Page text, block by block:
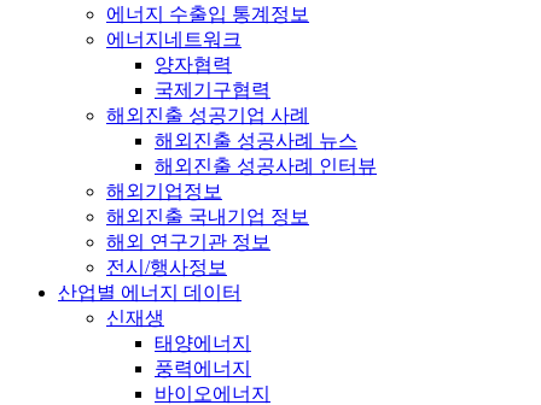
에너지 수출입 통계정보
에너지네트워크
양자협력
국제기구협력
해외진출 성공기업 사례
해외진출 성공사례 뉴스
해외진출 성공사례 인터뷰
해외기업정보
해외진출 국내기업 정보
해외 연구기관 정보
전시/행사정보
산업별 에너지 데이터
신재생
태양에너지
풍력에너지
바이오에너지